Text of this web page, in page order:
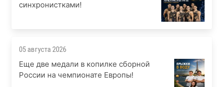
синхронистками!
05 августа 2026
Еще две медали в копилке сборной
России на чемпионате Европы!